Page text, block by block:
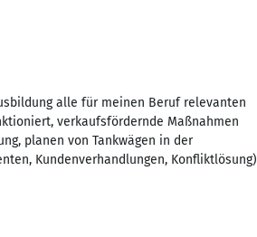
alle für meinen Beruf relevanten
verkaufsfördernde Maßnahmen
planen von Tankwägen in der
Kundenverhandlungen, Konfliktlösung)